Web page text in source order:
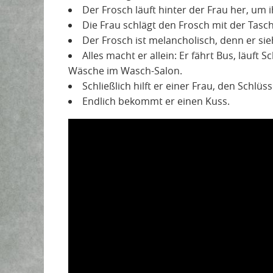
Der Frosch läuft hinter der Frau her, um
Die Frau schlägt den Frosch mit der
Der Frosch ist melancholisch, denn er
Alles macht er allein: Er fährt Bus, läuft
Wäsche im Wasch-Salon.
Schließlich hilft er einer Frau, den
Endlich bekommt er einen Kuss.